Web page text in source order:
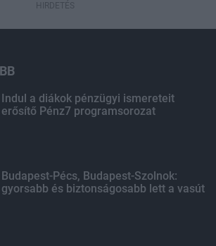
HIRDETÉS
Indul a diákok pénzügyi ismereteit
erősítő Pénz7 programsorozat
Budapest-Pécs, Budapest-Szolnok:
gyorsabb és biztonságosabb lett a vasút